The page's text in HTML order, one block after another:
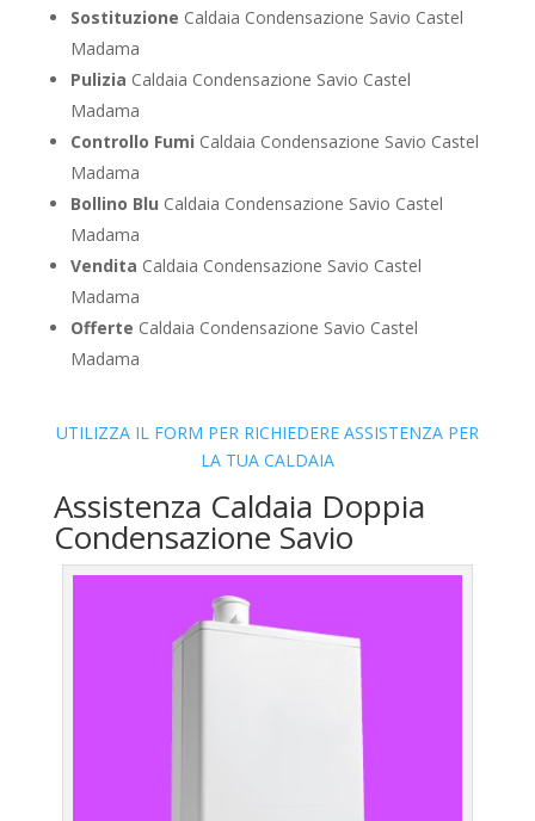
Sostituzione Caldaia Condensazione Savio Castel
Madama
Pulizia Caldaia Condensazione Savio Castel
Madama
Controllo Fumi Caldaia Condensazione Savio Castel
Madama
Bollino Blu Caldaia Condensazione Savio Castel
Madama
Vendita Caldaia Condensazione Savio Castel
Madama
Offerte Caldaia Condensazione Savio Castel
Madama
UTILIZZA IL FORM PER RICHIEDERE ASSISTENZA PER
LA TUA CALDAIA
Assistenza Caldaia Doppia
Condensazione Savio